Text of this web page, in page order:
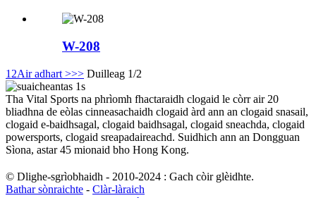
W-208
1 2Air adhart >>> Duilleag 1/2
Tha Vital Sports na phrìomh fhactaraidh clogaid le còrr air 20
bliadhna de eòlas cinneasachaidh clogaid àrd ann an clogaid snasail,
clogaid e-baidhsagal, clogaid baidhsagal, clogaid sneachda, clogaid
powersports, clogaid sreapadaireachd. Suidhich ann an Dongguan
Sìona, astar 45 mionaid bho Hong Kong.
© Dlighe-sgrìobhaidh - 2010-2024 : Gach còir glèidhte.
Bathar sònraichte - Clàr-làraich